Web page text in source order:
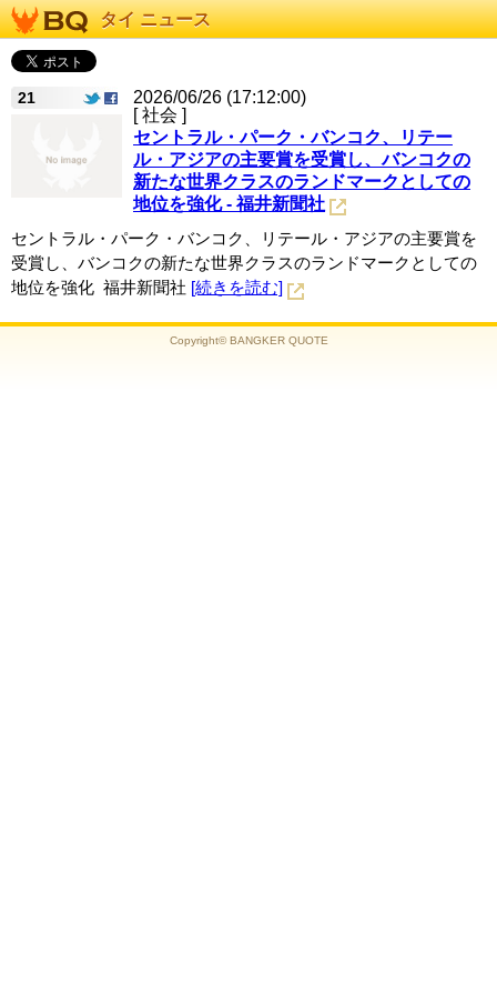
タイ ニュース
21
2026/06/26 (17:12:00)
[ 社会 ]
セントラル・パーク・バンコク、リテー
ル・アジアの主要賞を受賞し、バンコクの
新たな世界クラスのランドマークとしての
地位を強化 - 福井新聞社
セントラル・パーク・バンコク、リテール・アジアの主要賞を
受賞し、バンコクの新たな世界クラスのランドマークとしての
地位を強化 福井新聞社 [続きを読む]
Copyright© BANGKER QUOTE